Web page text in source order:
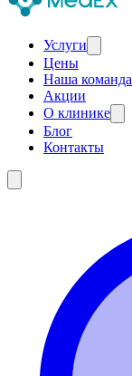
Услуги
Цены
Наша команда
Акции
О клинике
Блог
Контакты